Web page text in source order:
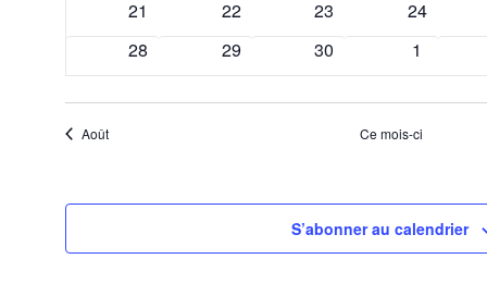
0
évènements
21
0
évènements
22
0
évènements
23
0
24
0
évènements
28
0
évènements
29
0
évènements
30
0
1
Août Ce mois-ci
S’abonner au calendrier